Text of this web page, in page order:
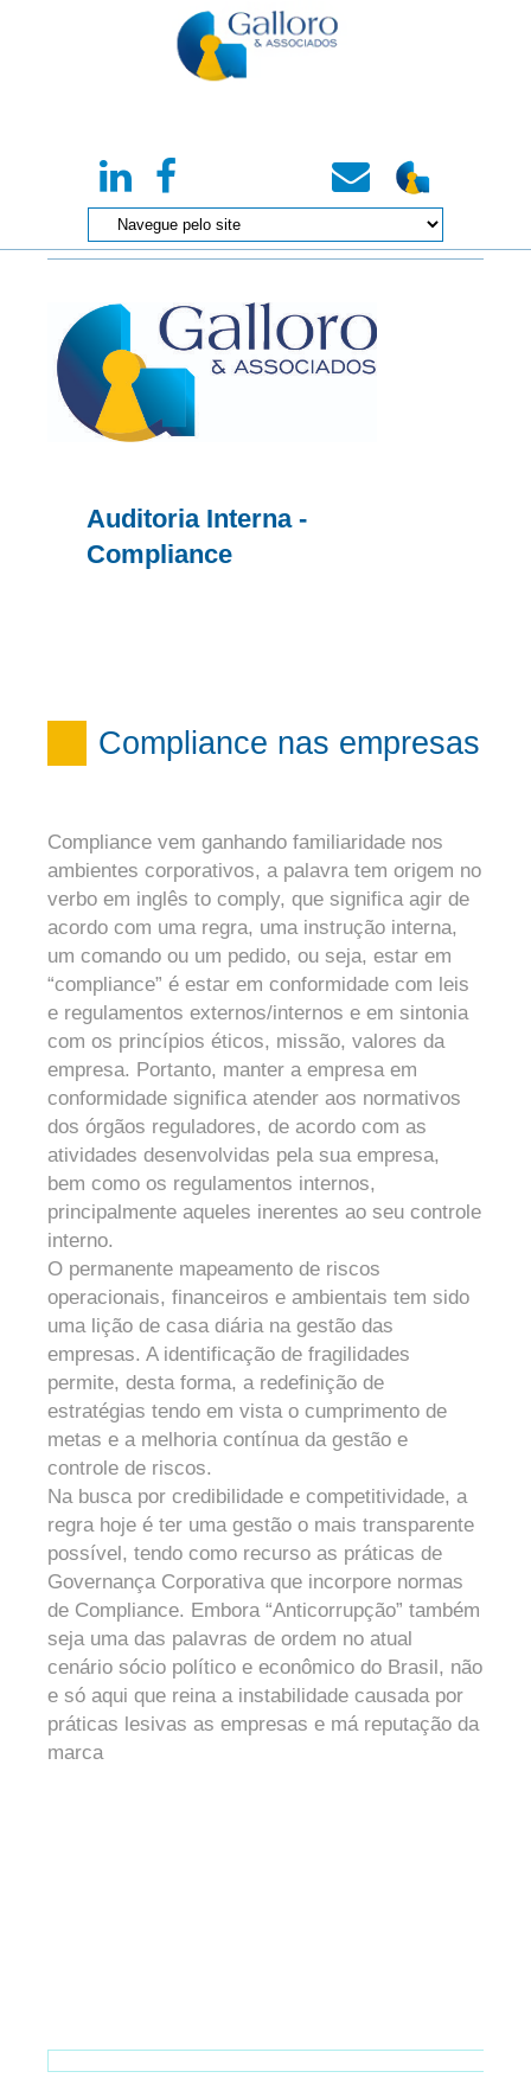
Auditoria Interna -
Compliance
Compliance nas empresas
Compliance vem ganhando familiaridade nos
ambientes corporativos, a palavra tem origem no
verbo em inglês to comply, que significa agir de
acordo com uma regra, uma instrução interna,
um comando ou um pedido, ou seja, estar em
“compliance” é estar em conformidade com leis
e regulamentos externos/internos e em sintonia
com os princípios éticos, missão, valores da
empresa. Portanto, manter a empresa em
conformidade significa atender aos normativos
dos órgãos reguladores, de acordo com as
atividades desenvolvidas pela sua empresa,
bem como os regulamentos internos,
principalmente aqueles inerentes ao seu controle
interno.
O permanente mapeamento de riscos
operacionais, financeiros e ambientais tem sido
uma lição de casa diária na gestão das
empresas. A identificação de fragilidades
permite, desta forma, a redefinição de
estratégias tendo em vista o cumprimento de
metas e a melhoria contínua da gestão e
controle de riscos.
Na busca por credibilidade e competitividade, a
regra hoje é ter uma gestão o mais transparente
possível, tendo como recurso as práticas de
Governança Corporativa que incorpore normas
de Compliance. Embora “Anticorrupção” também
seja uma das palavras de ordem no atual
cenário sócio político e econômico do Brasil, não
e só aqui que reina a instabilidade causada por
práticas lesivas as empresas e má reputação da
marca